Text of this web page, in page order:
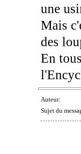
une
Mais
des
En
Auteur:
Sujet du